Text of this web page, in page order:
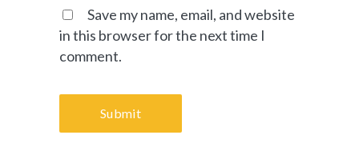
Save my name, email, and website
in this browser for the next time I
comment.
Submit